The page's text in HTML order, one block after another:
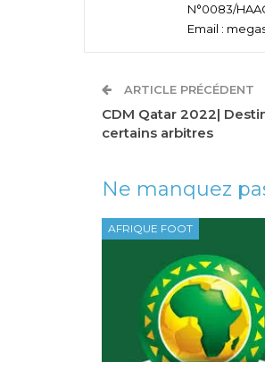
N°0083/
Email :
ARTICLE PRÉCÉDENT
CDM Qatar 2022|
certains arbitres
Ne manquez
AFRIQUE FOOT